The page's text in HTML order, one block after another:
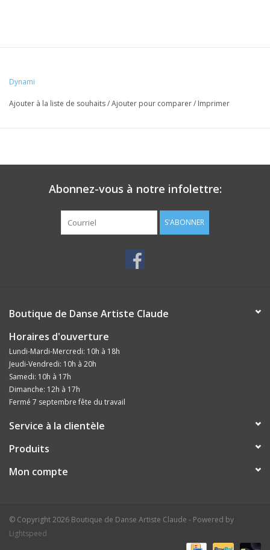
Dynami
Ajouter à la liste de souhaits/Ajouter pour comparer/ Imprimer
Abonnez-vous à notre infolettre:
S'ABONNER
Boutique de Danse Artiste Claude
Horaires d'ouverture
Lundi-Mardi-Mercredi: 10h à 18h
Jeudi-Vendredi: 10h à 20h
Samedi: 10h à 17h
Dimanche: 12h à 17h
Fermé 7 septembre fête du travail
Service à la clientèle
Produits
Mon compte
© Copyright 2026 Boutique de Danse Artiste Claude - Powered by
Lightspeed